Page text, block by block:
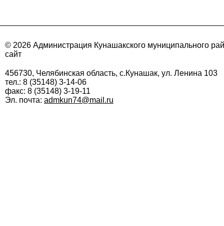
© 2026 Администрация Кунашакского муниципального
сайт
456730, Челябинская область, с.Кунашак, ул. Ленина 103
тел.: 8 (35148) 3-14-06
факс: 8 (35148) 3-19-11
Эл. почта: admkun74@mail.ru